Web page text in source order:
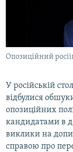
ВІДЕОУРОКИ
СВІДЧЕННЯ
УКРАЇНСЬКА
ЯК ОБІЙТИ
Qırımtatar
Усі сайти RFE/
Опозиційний
У російській
відбулися
опозиційних
кандидатами в
виклики на
справою про